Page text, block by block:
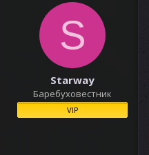
S
Starway
Баребуховестник
VIP